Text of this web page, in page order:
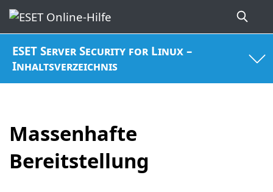
ESET Server Security for Linux –
Inhaltsverzeichnis
Massenhafte
Bereitstellung